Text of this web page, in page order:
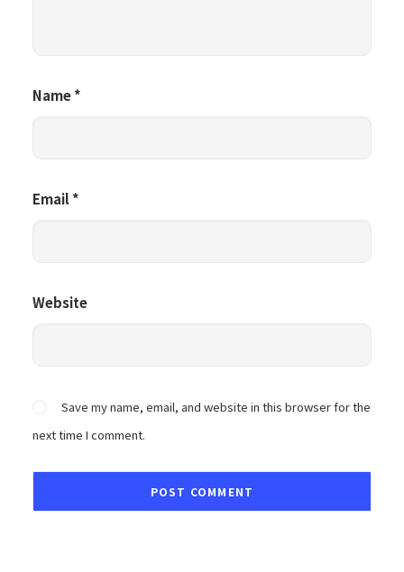
Name*
Email*
Website
Save my name, email, and website in this browser for the
next time I comment.